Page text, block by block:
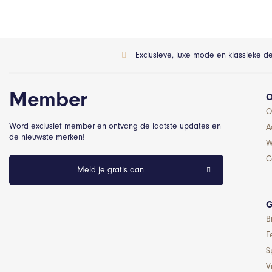
Exclusieve, luxe mode en klassieke
Member
Word exclusief member en ontvang de laatste updates en
de nieuwste merken!
Meld je gratis aan